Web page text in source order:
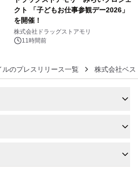
クト 「子どもお仕事参観デー2026」
を開催！
株式会社ドラッグストアモリ
11時間前
ルのプレスリリース一覧 株式会社ベス